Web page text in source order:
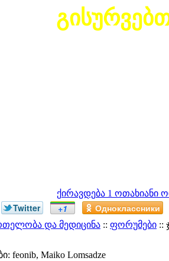
ქირავდება 1 ოთახიანი
Twitter +1 Одноклассники
და მედიცინა :: ფორუმები ::
feonib, Maiko Lomsadze